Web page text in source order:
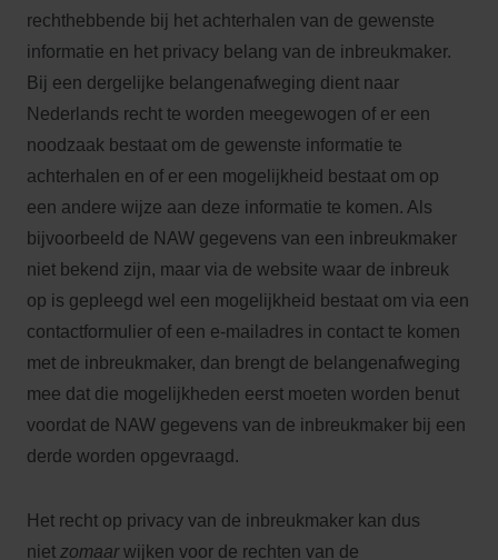
rechthebbende bij het achterhalen van de gewenste
informatie en het privacy belang van de inbreukmaker.
Bij een dergelijke belangenafweging dient naar
Nederlands recht te worden meegewogen of er een
noodzaak bestaat om de gewenste informatie te
achterhalen en of er een mogelijkheid bestaat om op
een andere wijze aan deze informatie te komen. Als
bijvoorbeeld de NAW gegevens van een inbreukmaker
niet bekend zijn, maar via de website waar de inbreuk
op is gepleegd wel een mogelijkheid bestaat om via een
contactformulier of een e-mailadres in contact te komen
met de inbreukmaker, dan brengt de belangenafweging
mee dat die mogelijkheden eerst moeten worden benut
voordat de NAW gegevens van de inbreukmaker bij een
derde worden opgevraagd.
Het recht op privacy van de inbreukmaker kan dus
niet zomaarwijken voor de rechten van de